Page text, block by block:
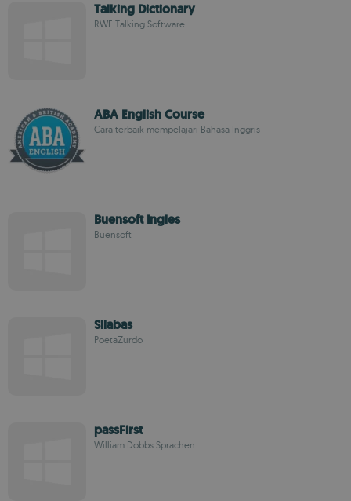
Talking Dictionary
RWF Talking Software
ABA English Course
Cara terbaik mempelajari Bahasa Inggris
Buensoft Ingles
Buensoft
Silabas
PoetaZurdo
passFirst
William Dobbs Sprachen